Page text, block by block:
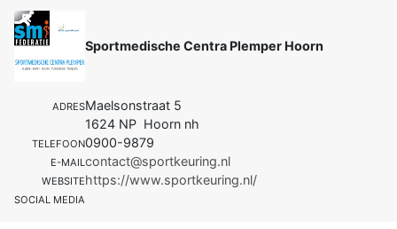
Sportmedische Centra Plemper Hoorn
ADRESMaelsonstraat 5
1624 NP Hoorn nh
TELEFOON0900-9879
E-MAILcontact@sportkeuring.nl
WEBSITEhttps://www.sportkeuring.nl/
SOCIAL MEDIA